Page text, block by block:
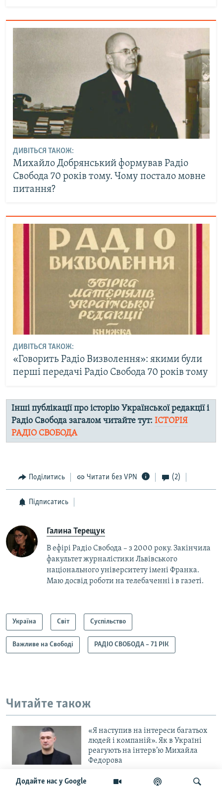
Додайте нас у Google
ДИВІТЬСЯ ТАКОЖ:
Михайло Добрянський формував Радіо
Свобода 70 років тому. Чому постало мовне
питання?
ДИВІТЬСЯ ТАКОЖ:
«Говорить Радіо Визволення»: якими були
перші передачі Радіо Свобода 70 років тому
Інші публікації про історію Української редакції і
Радіо Свобода загалом читайте тут: ІСТОРІЯ
РАДІО СВОБОДА
Поділитись Читати без VPN (2)
Підписатись
Галина Терещук
В ефірі Радіо Свобода – з 2000 року. Закінчила
факультет журналістики Львівського
національного університету імені Франка.
Маю досвід роботи на телебаченні і в газеті.
Україна Світ Суспільство
Важливе на Свободі РАДІО СВОБОДА – 71 РІК
Читайте також
«Я наступив на інтереси багатьох
людей і компаній». Як в Україні
реагують на інтерв’ю Михайла
Федорова
«Один стріляє в себе, а двоє